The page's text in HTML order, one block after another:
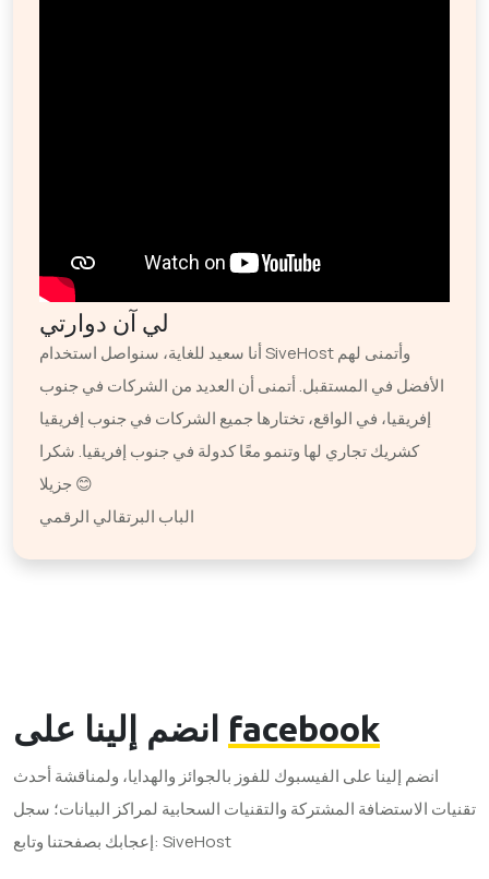
لي آن دوارتي
أنا سعيد للغاية، سنواصل استخدام SiveHost وأتمنى لهم
الأفضل في المستقبل. أتمنى أن العديد من الشركات في جنوب
إفريقيا، في الواقع، تختارها جميع الشركات في جنوب إفريقيا
كشريك تجاري لها وتنمو معًا كدولة في جنوب إفريقيا. شكرا
جزيلا 😊
الباب البرتقالي الرقمي
facebook
انضم إلينا على الفيسبوك للفوز بالجوائز والهدايا، ولمناقشة أحدث
تقنيات الاستضافة المشتركة والتقنيات السحابية لمراكز البيانات؛ سجل
إعجابك بصفحتنا وتابع: SiveHost